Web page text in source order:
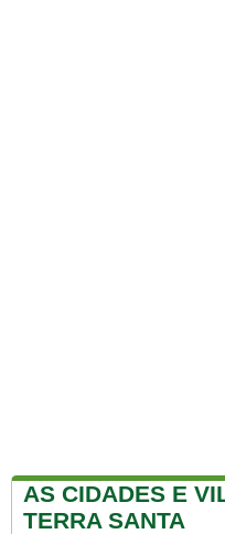
AS CIDADES E
TERRA SANTA